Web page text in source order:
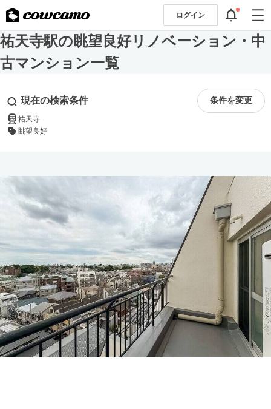
ログイン
祐天寺駅の眺望良好リノベーション・中
古マンション一覧
現在の検索条件 条件を変更
祐天寺
眺望良好